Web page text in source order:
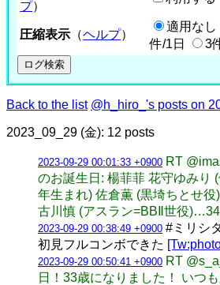
プ）
圧縮表示 （ヘルプ）
適用なし
件/1日
3
Back to the list @h_hiro_'s posts on
2023_09_29 (金): 12 posts
2023-09-29 00:01:33 +0900 RT
のお誕生日: 楊菲菲 花守ゆみり
年生まれ) 佐倉薫 (黒埼ちとせ
古川慎 (アスラン=BBⅡ世役
2023-09-29 00:38:49 +0900 #ミリシ
初見フルコンボできた
2023-09-29 00:50:41 +0900 RT
日！33歳になりました！ いつ